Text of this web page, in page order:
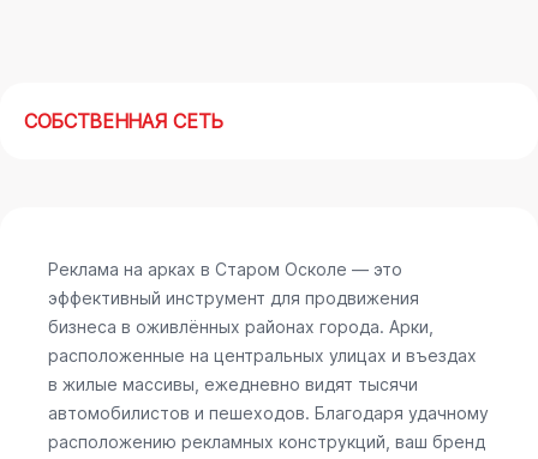
СОБСТВЕННАЯ СЕТЬ
Реклама на арках в Старом Осколе — это
эффективный инструмент для продвижения
бизнеса в оживлённых районах города. Арки,
расположенные на центральных улицах и въездах
в жилые массивы, ежедневно видят тысячи
автомобилистов и пешеходов. Благодаря удачному
расположению рекламных конструкций, ваш бренд